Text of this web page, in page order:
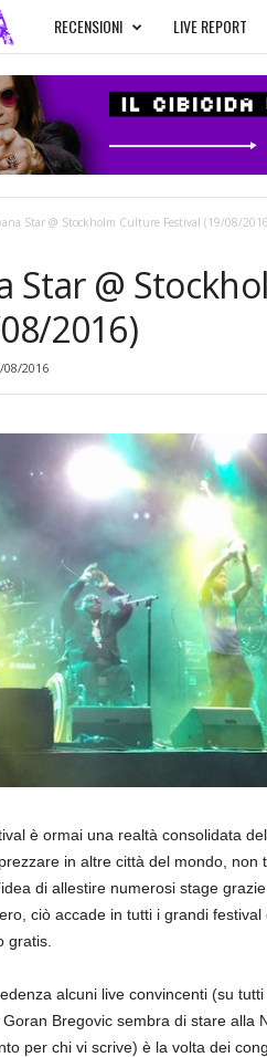
l
C
i
c
i
RECENSIONI LIVE REPORT
Star @ Stockholm Culture Festival (19/08/
Star @
2016)
08/2016
è ormai una realtà consolidata
in altre città del mondo, non
di allestire numerosi stage
ciò accade in tutti i grandi
gratis.
alcuni live convincenti (su
Bregovic sembra di stare alla
per chi vi scrive) è la volta dei